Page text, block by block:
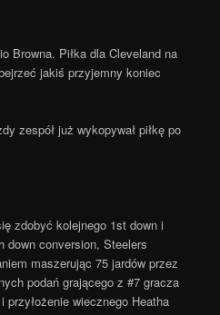
Browna. Piłka dla Cleveland na
jakiś przyjemny koniec
zespół już wykopywał piłkę po
zdobyć kolejnego 1st down i
down conversion, Steelers
maszerując 75 jardów przez
podań grającego z #7 gracza
przyłożenie wiecznego Heatha